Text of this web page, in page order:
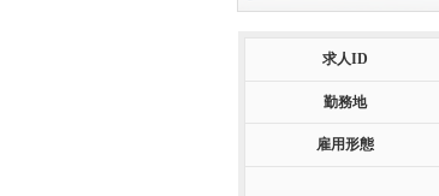
求人ID
勤務地
雇用形態